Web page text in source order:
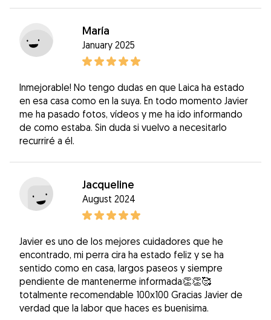
María
January 2025
Inmejorable! No tengo dudas en que Laica ha estado
en esa casa como en la suya. En todo momento Javier
me ha pasado fotos, vídeos y me ha ido informando
de como estaba. Sin duda si vuelvo a necesitarlo
recurriré a él.
Jacqueline
August 2024
Javier es uno de los mejores cuidadores que he
encontrado, mi perra cira ha estado feliz y se ha
sentido como en casa, largos paseos y siempre
pendiente de mantenerme informada👏👏🥰
totalmente recomendable 100x100 Gracias Javier de
verdad que la labor que haces es buenisima.